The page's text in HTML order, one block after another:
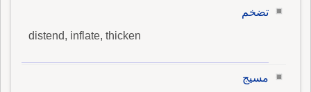
تضخم
distend, inflate, thicken
مسيج